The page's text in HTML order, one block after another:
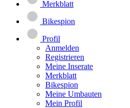
Merkblatt
Bikespion
Profil
Anmelden
Registrieren
Meine Inserate
Merkblatt
Bikespion
Meine Umbauten
Mein Profil